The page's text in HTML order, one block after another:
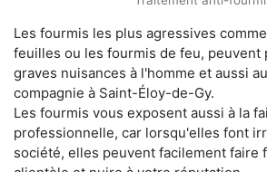
Les fourmis les plus agressives
feuilles ou les fourmis de feu, peuvent
graves nuisances à l'homme et aussi
compagnie à Saint-Éloy-de-Gy.
Les fourmis vous exposent aussi à la
professionnelle, car lorsqu'elles font
société, elles peuvent facilement faire